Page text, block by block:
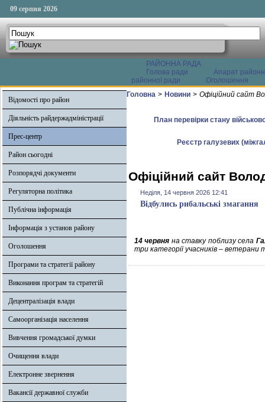
09 серпня 2026
РАЙОННА РАДА
Голова ради
Апарат
районної ради
Оголошення
Відомості про район
Діяльність райдержадміністрації
Прес-центр
Район сьогодні
Розпорядчі документи
Регуляторна політика
Публічна інформація
Інформація з установ району
Оголошення
Програми та стратегії району
Виконання програм та стратегій
Децентралізація влади
Самоорганізація населення
Вивчення громадської думки
Очищення влади
Електронне звернення
Вакансії державної служби
Головна > Новини > Офіційний сайт
План перевірки стану
Реєстр галузевих
Офіційний сайт
Неділя, 14 червня 2026 12:41
Відбулись рибальські змагання
14 червня на ставку поблизу села
три категорії учасників –